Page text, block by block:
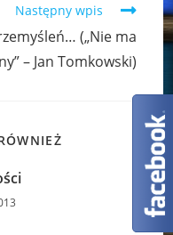
Następny wpis
(„Nie ma
– Jan Tomkowski)